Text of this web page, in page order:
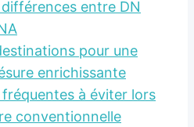
différences entre DN
pour une
enrichissante
fréquentes à éviter lors
conventionnelle